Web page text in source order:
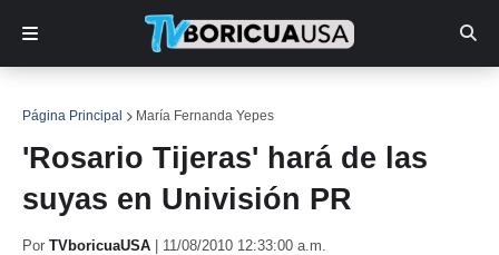
Página Principal María Fernanda Yepes
'Rosario Tijeras' hará de las
suyas en Univisión PR
Por TVboricuaUSA 11/08/2010 12:33:00 a.m.